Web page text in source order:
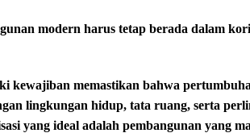
modern harus tetap berada dalam
kewajiban memastikan bahwa
lingkungan hidup, tata ruang, serta
yang ideal adalah pembangunan yang